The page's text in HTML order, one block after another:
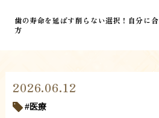
歯の寿命を延ばす削らない選択！自分に
方
2026.06.12
医療